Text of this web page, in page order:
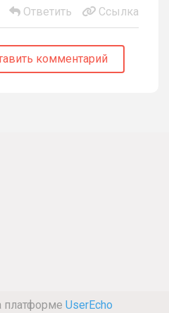
Ответить Ссылка
комментарий
платформе UserEcho